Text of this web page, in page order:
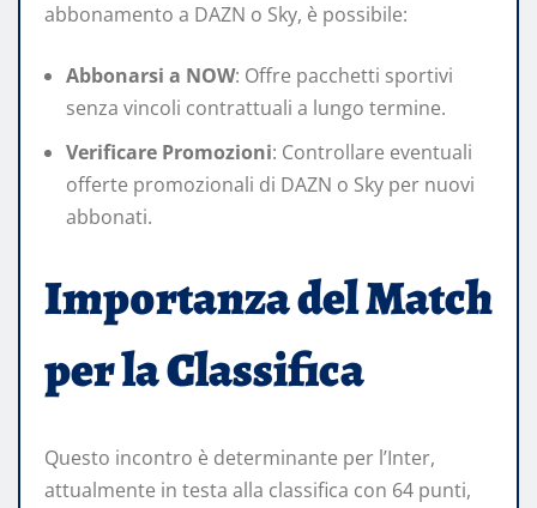
abbonamento a DAZN o Sky, è possibile:​
Abbonarsi a NOW: Offre pacchetti sportivi
senza vincoli contrattuali a lungo termine.​
Verificare Promozioni: Controllare eventuali
offerte promozionali di DAZN o Sky per nuovi
abbonati.​
Importanza del Match
per la Classifica
Questo incontro è determinante per l’Inter,
attualmente in testa alla classifica con 64 punti,